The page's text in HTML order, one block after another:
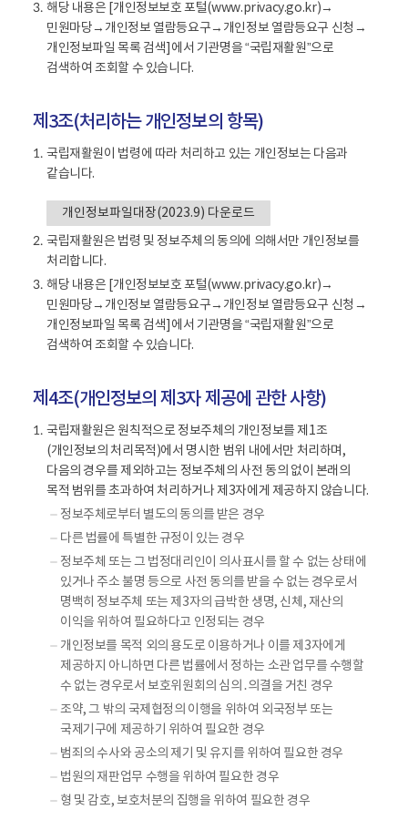
3. 해당 내용은 [개인정보보호 포털(www.privacy.go.kr)→
민원마당→개인정보 열람등요구→개인정보 열람등요구 신청→
개인정보파일 목록 검색]에서 기관명을 “국립재활원”으로
검색하여 조회할 수 있습니다.
제3조(처리하는 개인정보의 항목)
1. 국립재활원이 법령에 따라 처리하고 있는 개인정보는 다음과
같습니다.
개인정보파일대장(2023.9) 다운로드
2. 국립재활원은 법령 및 정보주체의 동의에 의해서만 개인정보를
처리합니다.
3. 해당 내용은 [개인정보보호 포털(www.privacy.go.kr)→
민원마당→개인정보 열람등요구→개인정보 열람등요구 신청→
개인정보파일 목록 검색]에서 기관명을 “국립재활원”으로
검색하여 조회할 수 있습니다.
제4조(개인정보의 제3자 제공에 관한 사항)
1. 국립재활원은 원칙적으로 정보주체의 개인정보를 제1조
(개인정보의 처리목적)에서 명시한 범위 내에서만 처리하며,
다음의 경우를 제외하고는 정보주체의 사전 동의 없이 본래의
목적 범위를 초과하여 처리하거나 제3자에게 제공하지 않습니다.
정보주체로부터 별도의 동의를 받은 경우
다른 법률에 특별한 규정이 있는 경우
정보주체 또는 그 법정대리인이 의사표시를 할 수 없는 상태에
있거나 주소 불명 등으로 사전 동의를 받을 수 없는 경우로서
명백히 정보주체 또는 제3자의 급박한 생명, 신체, 재산의
이익을 위하여 필요하다고 인정되는 경우
개인정보를 목적 외의 용도로 이용하거나 이를 제3자에게
제공하지 아니하면 다른 법률에서 정하는 소관 업무를 수행할
수 없는 경우로서 보호위원회의 심의․의결을 거친 경우
조약, 그 밖의 국제협정의 이행을 위하여 외국정부 또는
국제기구에 제공하기 위하여 필요한 경우
범죄의 수사와 공소의 제기 및 유지를 위하여 필요한 경우
법원의 재판업무 수행을 위하여 필요한 경우
형 및 감호, 보호처분의 집행을 위하여 필요한 경우